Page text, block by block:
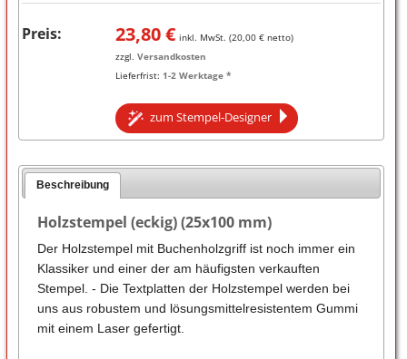
Preis: 23,80€ inkl. MwSt. (20,00€ netto)
zzgl. Versandkosten
Lieferfrist: 1-2 Werktage *
zum Stempel-Designer
Beschreibung
Holzstempel (eckig) (25x100 mm)
Der Holzstempel mit Buchenholzgriff ist noch immer ein
Klassiker und einer der am häufigsten verkauften
Stempel. - Die Textplatten der Holzstempel werden bei
uns aus robustem und lösungsmittelresistentem Gummi
mit einem Laser gefertigt.